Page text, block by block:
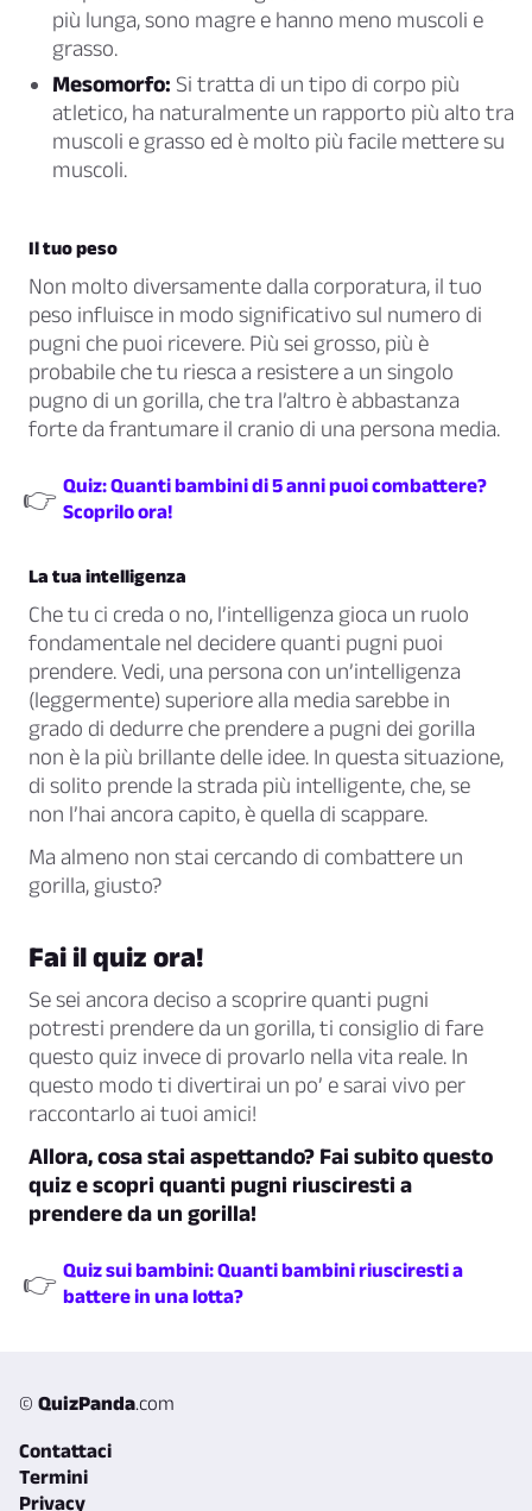
più lunga, sono magre e hanno meno muscoli e
grasso.
Mesomorfo: Si tratta di un tipo di corpo più
atletico, ha naturalmente un rapporto più alto tra
muscoli e grasso ed è molto più facile mettere su
muscoli.
Il tuo peso
Non molto diversamente dalla corporatura, il tuo
peso influisce in modo significativo sul numero di
pugni che puoi ricevere. Più sei grosso, più è
probabile che tu riesca a resistere a un singolo
pugno di un gorilla, che tra l’altro è abbastanza
forte da frantumare il cranio di una persona media.
👉 Quiz: Quanti bambini di 5 anni puoi combattere?
Scoprilo ora!
La tua intelligenza
Che tu ci creda o no, l’intelligenza gioca un ruolo
fondamentale nel decidere quanti pugni puoi
prendere. Vedi, una persona con un’intelligenza
(leggermente) superiore alla media sarebbe in
grado di dedurre che prendere a pugni dei gorilla
non è la più brillante delle idee. In questa situazione,
di solito prende la strada più intelligente, che, se
non l’hai ancora capito, è quella di scappare.
Ma almeno non stai cercando di combattere un
gorilla, giusto?
Fai il quiz ora!
Se sei ancora deciso a scoprire quanti pugni
potresti prendere da un gorilla, ti consiglio di fare
questo quiz invece di provarlo nella vita reale. In
questo modo ti divertirai un po’ e sarai vivo per
raccontarlo ai tuoi amici!
Allora, cosa stai aspettando? Fai subito questo
quiz e scopri quanti pugni riusciresti a
prendere da un gorilla!
👉 Quiz sui bambini: Quanti bambini riusciresti a
battere in una lotta?
© QuizPanda.com
Contattaci
Termini
Privacy